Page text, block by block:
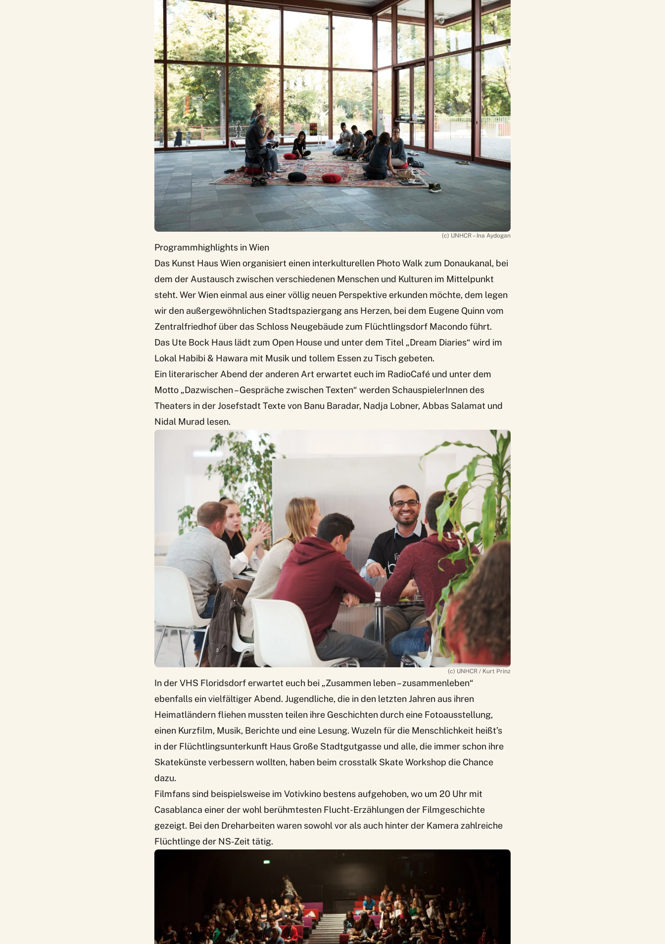
(c) UNHCR – Ina Aydogan
Programmhighlights in Wien
Das Kunst Haus Wien organisiert einen interkulturellen Photo Walk zum Donaukanal, bei
dem der Austausch zwischen verschiedenen Menschen und Kulturen im Mittelpunkt
steht. Wer Wien einmal aus einer völlig neuen Perspektive erkunden möchte, dem legen
wir den außergewöhnlichen Stadtspaziergang ans Herzen, bei dem Eugene Quinn vom
Zentralfriedhof über das Schloss Neugebäude zum Flüchtlingsdorf Macondo führt.
Das Ute Bock Haus lädt zum Open House und unter dem Titel „Dream Diaries“ wird im
Lokal Habibi & Hawara mit Musik und tollem Essen zu Tisch gebeten.
Ein literarischer Abend der anderen Art erwartet euch im RadioCafé und unter dem
Motto „Dazwischen – Gespräche zwischen Texten“ werden SchauspielerInnen des
Theaters in der Josefstadt Texte von Banu Baradar, Nadja Lobner, Abbas Salamat und
Nidal Murad lesen.
(c) UNHCR / Kurt Prinz
In der VHS Floridsdorf erwartet euch bei „Zusammen leben – zusammenleben“
ebenfalls ein vielfältiger Abend. Jugendliche, die in den letzten Jahren aus ihren
Heimatländern fliehen mussten teilen ihre Geschichten durch eine Fotoausstellung,
einen Kurzfilm, Musik, Berichte und eine Lesung. Wuzeln für die Menschlichkeit heißt’s
in der Flüchtlingsunterkunft Haus Große Stadtgutgasse und alle, die immer schon ihre
Skatekünste verbessern wollten, haben beim crosstalk Skate Workshop die Chance
dazu.
Filmfans sind beispielsweise im Votivkino bestens aufgehoben, wo um 20 Uhr mit
Casablanca einer der wohl berühmtesten Flucht-Erzählungen der Filmgeschichte
gezeigt. Bei den Dreharbeiten waren sowohl vor als auch hinter der Kamera zahlreiche
Flüchtlinge der NS-Zeit tätig.